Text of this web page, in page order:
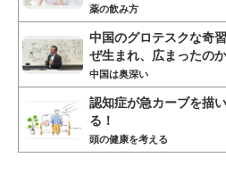
薬の飲み方
中国のグロテスクな奇
ぜ生まれ、広まったのか
中国は奥深い
認知症が急カーブを描
る！
頭の健康を考える